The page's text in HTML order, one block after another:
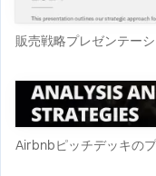
販売戦略プレゼンテー
Airbnbピッチデッキの